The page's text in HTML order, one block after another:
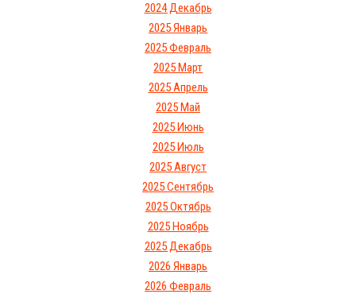
2024 Декабрь
2025 Январь
2025 Февраль
2025 Март
2025 Апрель
2025 Май
2025 Июнь
2025 Июль
2025 Август
2025 Сентябрь
2025 Октябрь
2025 Ноябрь
2025 Декабрь
2026 Январь
2026 Февраль